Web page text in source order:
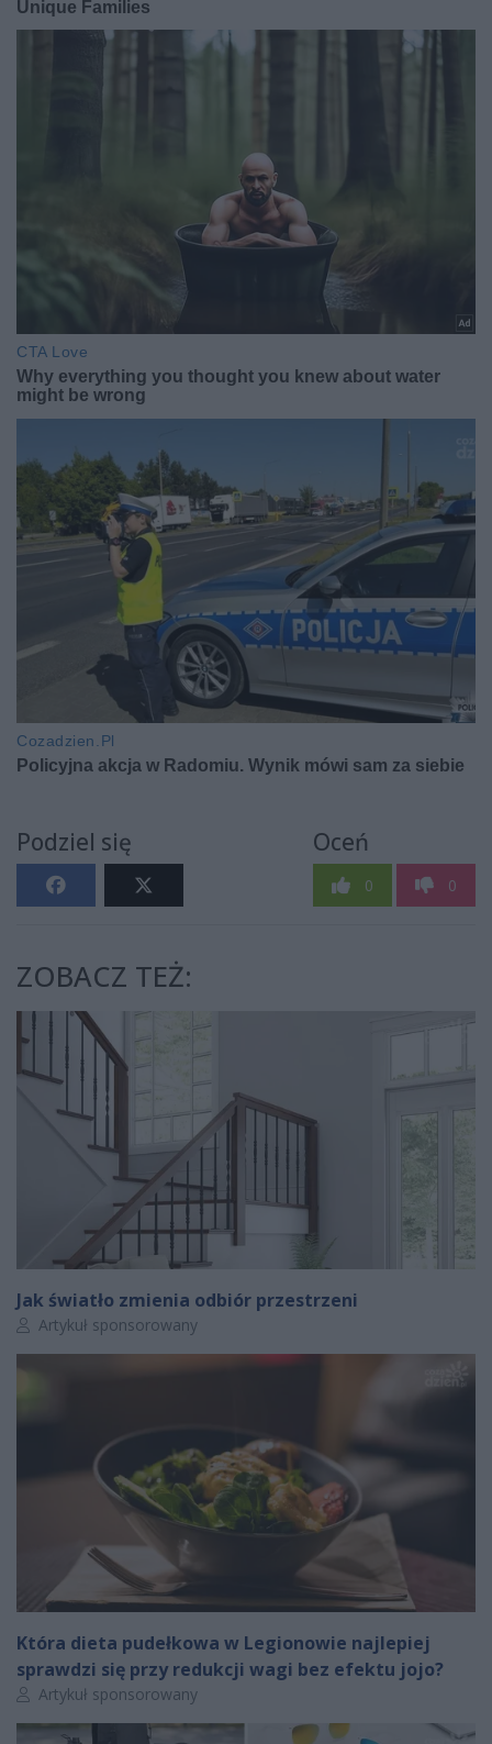
Podziel się Oceń
0 0
ZOBACZ TEŻ:
Jak światło zmienia odbiór przestrzeni
Autor artykułu:
Artykuł sponsorowany
Która dieta pudełkowa w Legionowie najlepiej
sprawdzi się przy redukcji wagi bez efektu jojo?
Autor artykułu:
Artykuł sponsorowany